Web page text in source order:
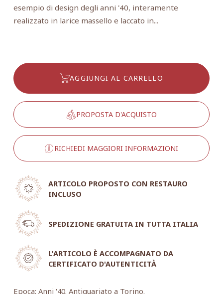
esempio di design degli anni '40, interamente
realizzato in larice massello e laccato in...
AGGIUNGI AL CARRELLO
PROPOSTA D'ACQUISTO
RICHIEDI MAGGIORI INFORMAZIONI
ARTICOLO PROPOSTO CON RESTAURO
INCLUSO
SPEDIZIONE GRATUITA IN TUTTA ITALIA
L'ARTICOLO È ACCOMPAGNATO DA
CERTIFICATO D'AUTENTICITÀ
Epoca: Anni '40. Antiquariato a Torino.